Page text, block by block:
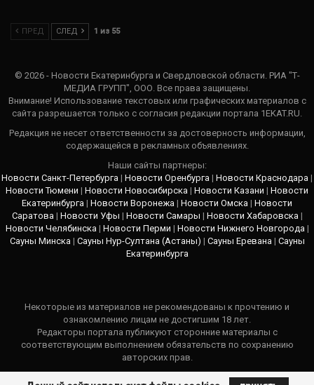
ПРЕД СЛЕД 1 из 55
© 2026 - Новости Екатеринбурга и Свердловской области. РИА "Т-
МЕДИА ГРУПП", ООО. Все права защищены.
Внимание! Использование текстовых или графических материалов с
сайта разрешается только c согласия редакции портала 1EKAT.RU.
Редакция не несет ответственности за достоверность информации,
содержащейся в рекламных объявлениях.
Наши сайты партнеры:
Новости Санкт-Петербурга | Новости Оренбурга | Новости Краснодара |
Новости Тюмени | Новости Новосибирска | Новости Казани | Новости
Екатеринбурга | Новости Воронежа | Новости Омска | Новости
Саратова| Новости Уфы | Новости Самары | Новости Хабаровска|
Новости Челябинска| Новости Перми | Новости Нижнего Новгорода|
Сауны Минска| Сауны Нур-Султана (Астаны) | Сауны Еревана| Сауны
Екатеринбурга
Некоторые из материалов не рекомендованы к прочтению и
ознакомлению лицам не достигшим 18 лет.
Редакторы портала публикуют сторонние материалы с
соответствующим выполнением обязательств по сохранению
авторских прав.
В каждом публикуемом материале указывается ссылка на источник